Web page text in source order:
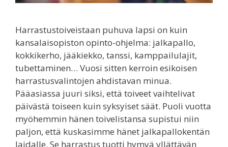
Harrastustoiveistaan puhuva lapsi on kuin
kansalaisopiston opinto-ohjelma: jalkapallo,
kokkikerho, jääkiekko, tanssi, kamppailulajit,
tubettaminen… Vuosi sitten kerroin esikoisen
harrastusvalintojen ahdistavan minua.
Pääasiassa juuri siksi, että toiveet vaihtelivat
päivästä toiseen kuin syksyiset säät. Puoli vuotta
myöhemmin hänen toivelistansa supistui niin
paljon, että kuskasimme hänet jalkapallokentän
laidalle. Se harrastus tuotti hymyä yllättävän